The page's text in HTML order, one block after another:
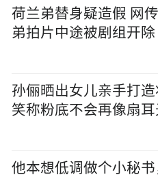
荷兰弟替身疑造假 网
弟拍片中途被剧组开除
孙俪晒出女儿亲手打造
笑称粉底不会再像扇耳
他本想低调做个小秘书